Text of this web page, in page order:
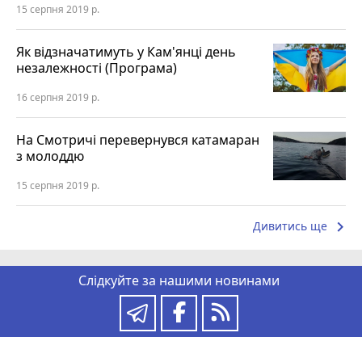
15 серпня 2019 р.
Як відзначатимуть у Кам'янці день
незалежності (Програма)
16 серпня 2019 р.
На Смотричі перевернувся катамаран
з молоддю
15 серпня 2019 р.
Дивитись ще keyboard_arrow_right
Слідкуйте за нашими новинами